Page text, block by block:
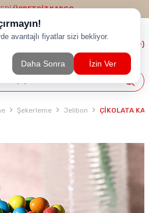
ÜCRETSİZ KARGO
0)
Şekerleme Jelibon ÇİKOLATA